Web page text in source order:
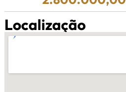
Localização